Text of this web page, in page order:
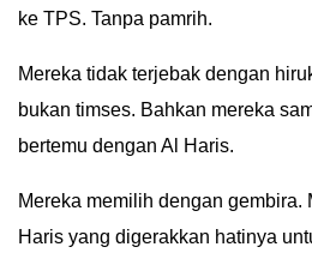
ke TPS. Tanpa pamrih.
Mereka tidak terjebak dengan
bukan timses. Bahkan mereka
bertemu dengan Al Haris.
Mereka memilih dengan gembira.
Haris yang digerakkan hatinya